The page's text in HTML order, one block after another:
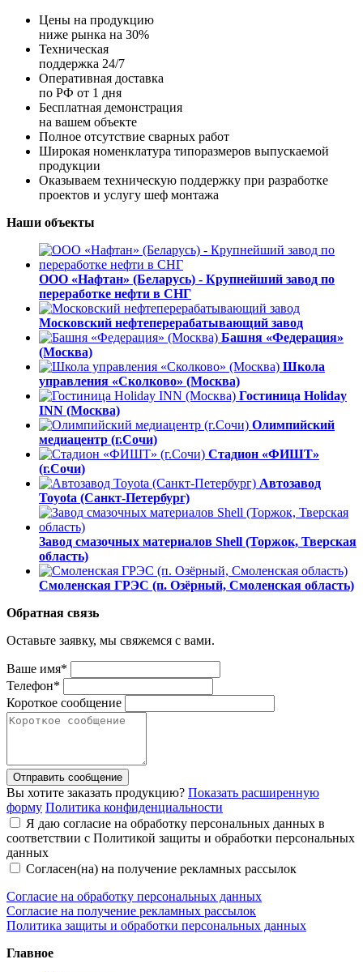
Цены на продукцию
ниже рынка на 30%
Техническая
поддержка 24/7
Оперативная доставка
по РФ от 1 дня
Бесплатная демонстрация
на вашем объекте
Полное отсутствие сварных работ
Широкая номенклатура типоразмеров выпускаемой
продукции
Оказываем техническую поддержку при разработке
проектов и услугу шеф монтажа
Наши объекты
ООО «Нафтан» (Беларусь) - Крупнейший завод по
переработке нефти в СНГ
Московский нефтеперерабатывающий завод
Башня «Федерация»
(Москва)
Школа
управления «Сколково» (Москва)
Гостиница Holiday
INN (Москва)
Олимпийский
медиацентр (г.Сочи)
Стадион «ФИШТ»
(г.Сочи)
Автозавод
Toyota (Санкт-Петербург)
Завод смазочных материалов Shell (Торжок, Тверская
область)
Смоленская ГРЭС (п. Озёрный, Смоленская область)
Обратная связь
Оставьте заявку, мы свяжемся с вами.
Ваше имя*
Телефон*
Короткое сообщение
Отправить сообщение
Вы хотите заказать продукцию? Показать расширенную
форму Политика конфиденциальности
Я даю согласие на обработку персональных данных в
соответствии с Политикой защиты и обработки персональных
данных
Согласен(на) на получение рекламных рассылок
Согласие на обработку персональных данных
Согласие на получение рекламных рассылок
Политика защиты и обработки персональных данных
Главное